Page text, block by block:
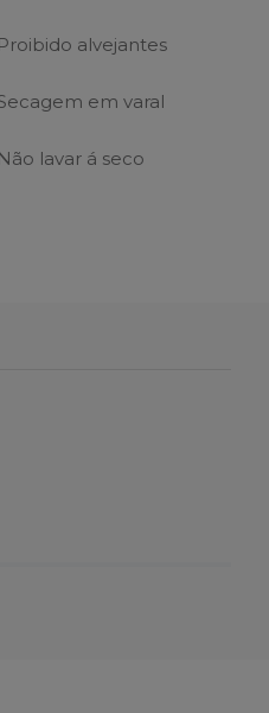
Proibido alvejantes
em varal
Não lavar á seco